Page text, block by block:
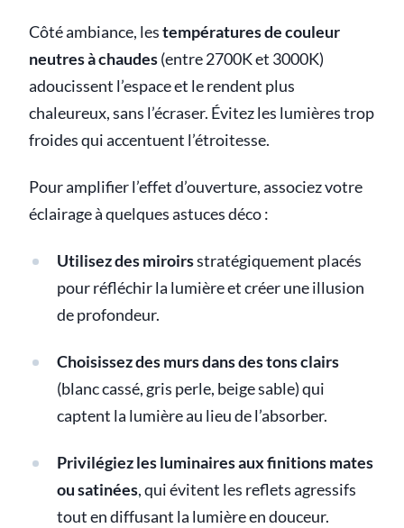
Côté ambiance, lestempératures de couleur
neutres à chaudes(entre 2700K et 3000K)
adoucissent l’espace et le rendent plus
chaleureux, sans l’écraser. Évitez les lumières trop
froides qui accentuent l’étroitesse.
Pour amplifier l’effet d’ouverture, associez votre
éclairage à quelques astuces déco :
Utilisez des miroirsstratégiquement placés
pour réfléchir la lumière et créer une illusion
de profondeur.
Choisissez des murs dans des tons clairs
(blanc cassé, gris perle, beige sable) qui
captent la lumière au lieu de l’absorber.
Privilégiez les luminaires aux finitions mates
ou satinées, qui évitent les reflets agressifs
tout en diffusant la lumière en douceur.